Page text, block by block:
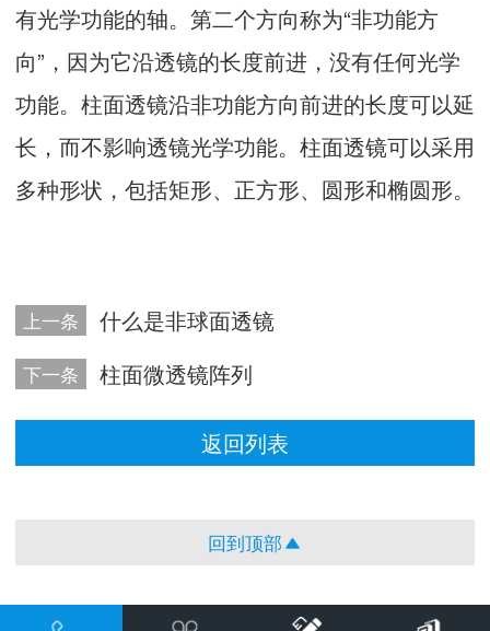
有光学功能的轴。第二个方向称为“非功能方
向”，因为它沿透镜的长度前进，没有任何光学
功能。柱面透镜沿非功能方向前进的长度可以延
长，而不影响透镜光学功能。柱面透镜可以采用
多种形状，包括矩形、正方形、圆形和椭圆形。
上一条 什么是非球面透镜
下一条 柱面微透镜阵列
返回列表
回到顶部